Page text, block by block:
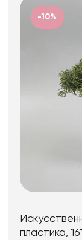
-10%
пластика,